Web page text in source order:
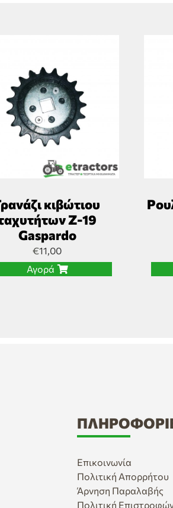
κιβώτιου
Ζ-19
Gaspardo
€11,00
Αγορά
Επικοινωνία
Πολιτική Απορρήτου
Άρνηση Παραλαβής
Πολιτική